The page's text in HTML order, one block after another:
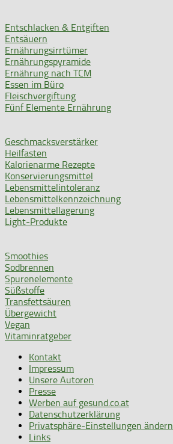
Entschlacken & Entgiften
Entsäuern
Ernährungsirrtümer
Ernährungspyramide
Ernährung nach TCM
Essen im Büro
Fleischvergiftung
Fünf Elemente Ernährung
Geschmacksverstärker
Heilfasten
Kalorienarme Rezepte
Konservierungsmittel
Lebensmittelintoleranz
Lebensmittelkennzeichnung
Lebensmittellagerung
Light-Produkte
Smoothies
Sodbrennen
Spurenelemente
Süßstoffe
Transfettsäuren
Übergewicht
Vegan
Vitaminratgeber
Kontakt
Impressum
Unsere Autoren
Presse
Werben auf gesund.co.at
Datenschutzerklärung
Privatsphäre-Einstellungen ändern
Links